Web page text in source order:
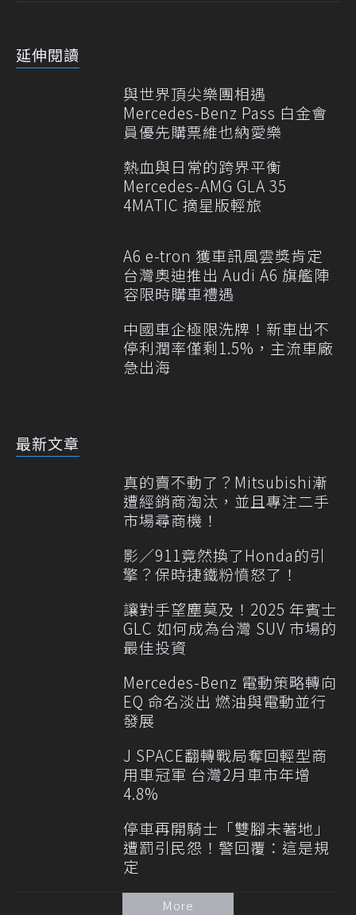
延伸閱讀
與世界頂尖樂團相遇
Mercedes-Benz Pass 白金會
員優先購票維也納愛樂
熱血與日常的跨界平衡
Mercedes-AMG GLA 35
4MATIC 摘星版輕旅
A6 e-tron 獲車訊風雲獎肯定
台灣奧迪推出 Audi A6 旗艦陣
容限時購車禮遇
中國車企極限洗牌！新車出不
停利潤率僅剩1.5%，主流車廠
急出海
最新文章
真的賣不動了？Mitsubishi漸
遭經銷商淘汰，並且專注二手
市場尋商機！
影／911竟然換了Honda的引
擎？保時捷鐵粉憤怒了！
讓對手望塵莫及！2025 年賓士
GLC 如何成為台灣 SUV 市場的
最佳投資
Mercedes-Benz 電動策略轉向
EQ 命名淡出 燃油與電動並行
發展
J SPACE翻轉戰局奪回輕型商
用車冠軍 台灣2月車市年增
4.8%
停車再開騎士「雙腳未著地」
遭罰引民怨！警回覆：這是規
定
More